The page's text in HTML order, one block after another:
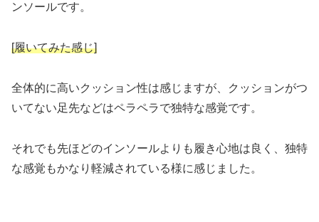
ンソールです。
[履いてみた感じ]
全体的に高いクッション性は感じますが、クッションがつ
いてない足先などはペラペラで独特な感覚です。
それでも先ほどのインソールよりも履き心地は良く、独特
な感覚もかなり軽減されている様に感じました。